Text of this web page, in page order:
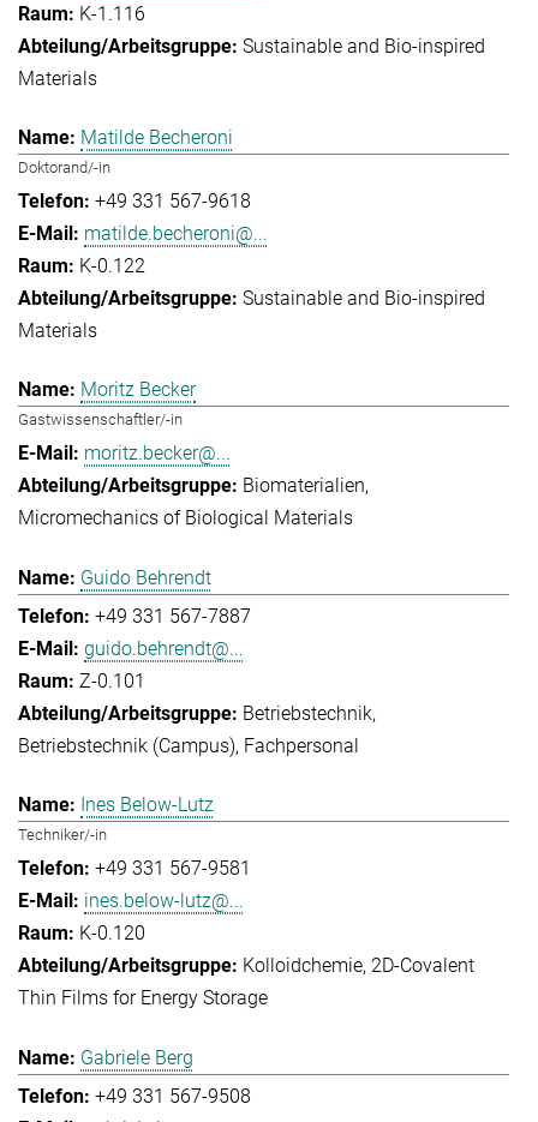
K-1.116
Sustainable and Bio-inspired
Materials
Matilde Becheroni
Doktorand/-in
+49 331 567-9618
matilde.becheroni@...
K-0.122
Sustainable and Bio-inspired
Materials
Moritz Becker
Gastwissenschaftler/-in
moritz.becker@...
Biomaterialien
Micromechanics of Biological Materials
Guido Behrendt
+49 331 567-7887
guido.behrendt@...
Z-0.101
Betriebstechnik
Betriebstechnik (Campus) Fachpersonal
Ines Below-Lutz
Techniker/-in
+49 331 567-9581
ines.below-lutz@...
K-0.120
Kolloidchemie 2D-Covalent
Thin Films for Energy Storage
Gabriele Berg
+49 331 567-9508